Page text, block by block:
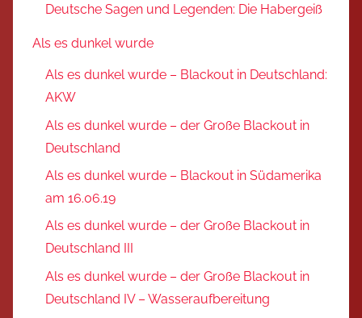
Deutsche Sagen und Legenden: Die Habergeiß
Als es dunkel wurde
Als es dunkel wurde – Blackout in Deutschland:
AKW
Als es dunkel wurde – der Große Blackout in
Deutschland
Als es dunkel wurde – Blackout in Südamerika
am 16.06.19
Als es dunkel wurde – der Große Blackout in
Deutschland III
Als es dunkel wurde – der Große Blackout in
Deutschland IV – Wasseraufbereitung